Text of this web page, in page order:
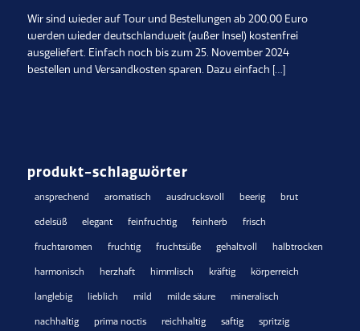
Wir sind wieder auf Tour und Bestellungen ab 200,00 Euro
werden wieder deutschlandweit (außer Insel) kostenfrei
ausgeliefert. Einfach noch bis zum 25. November 2024
bestellen und Versandkosten sparen. Dazu einfach […]
produkt-schlagwörter
ansprechend aromatisch ausdrucksvoll beerig brut
edelsüß elegant feinfruchtig feinherb frisch
fruchtaromen fruchtig fruchtsüße gehaltvoll halbtrocken
harmonisch herzhaft himmlisch kräftig körperreich
langlebig lieblich mild milde säure mineralisch
nachhaltig prima noctis reichhaltig saftig spritzig